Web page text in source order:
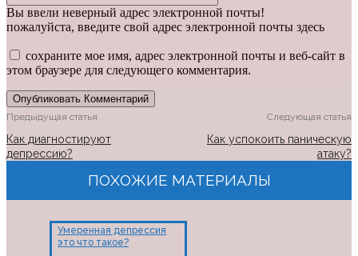
Вы ввели неверный адрес электронной почты!
пожалуйста, введите свой адрес электронной почты здесь
сохраните мое имя, адрес электронной почты и веб-сайт в
этом браузере для следующего комментария.
Предыдущая статья
Как диагностируют
депрессию?
Следующая статья
Как успокоить паническую
атаку?
ПОХОЖИЕ МАТЕРИАЛЫ
Умеренная депрессия
это что такое?